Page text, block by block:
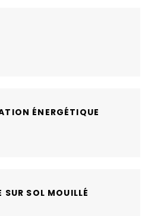
ÉNERGÉTIQUE
SUR SOL MOUILLÉ